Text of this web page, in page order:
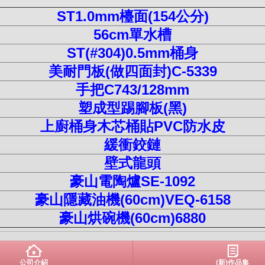
ST1.0mm檯面(154公分)
56cm單水槽
ST(#304)0.5mm桶身
美耐門板(做四面封)C-5339
手把C743/128mm
塑成型踢腳板(黑)
上廚桶身木芯桶貼PVC防水皮
緩衝鉸鏈
壁式龍頭
豪山電陶爐SE-1092
豪山隱藏油機(60cm)VEQ-6158
豪山烘碗機(60cm)6880
公司介紹 (新)作品集